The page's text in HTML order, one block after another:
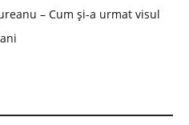
– Cum și-a urmat visul